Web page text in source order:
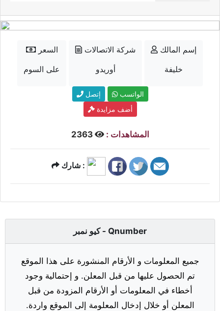
السعر
على السوم
شركة الاتصالات
أوريدو
إسم المالك
خليفة
إتصل
الواتسب
أضف مزايدة
المشاهدات : 2363
شارك :
كيو نمبر - Qnumber
جميع المعلومات و الأرقام المنشورة على هذا الموقع
تم الحصول عليها من قبل المعلن. و إحتمالية وجود
أخطاء في المعلومات أو الأرقام المزودة من قبل
المعلن أو خلال إدخال المعلومة إلى الموقع واردة.